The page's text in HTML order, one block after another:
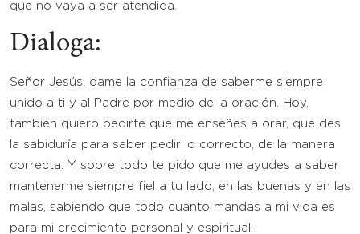
que no vaya a ser atendida.
Dialoga:
Señor Jesús, dame la confianza de saberme siempre
unido a ti y al Padre por medio de la oración. Hoy,
también quiero pedirte que me enseñes a orar, que des
la sabiduría para saber pedir lo correcto, de la manera
correcta. Y sobre todo te pido que me ayudes a saber
mantenerme siempre fiel a tu lado, en las buenas y en las
malas, sabiendo que todo cuanto mandas a mi vida es
para mi crecimiento personal y espiritual.